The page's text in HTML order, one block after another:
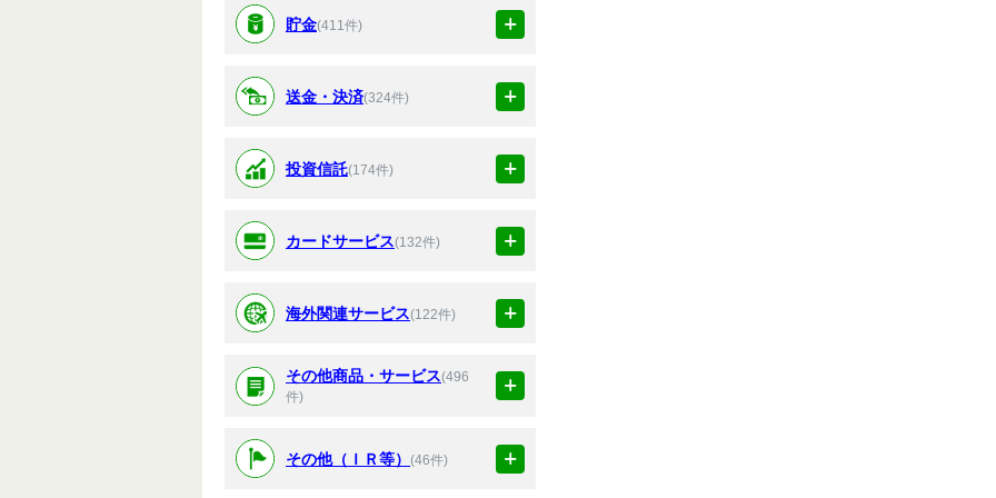
貯金(411件)
送金・決済(324件)
投資信託(174件)
カードサービス(132件)
海外関連サービス(122件)
その他商品・サービス(496
件)
その他（ＩＲ等） (46件)